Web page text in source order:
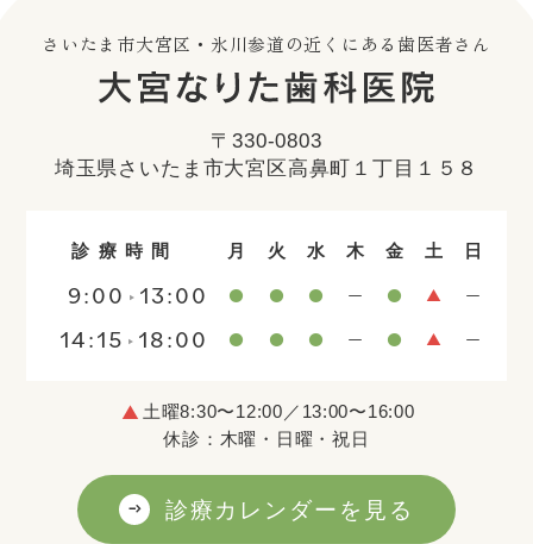
さいたま市大宮区・氷川参道の近くにある歯医者さん
〒330-0803
埼玉県さいたま市大宮区高鼻町１丁目１５８
診療時間 月 火 水 木 金 土 日
9:00
13:00
14:15 18:00
土曜8:30〜12:00／13:00〜16:00
休診：木曜・日曜・祝日
診療カレンダーを見る